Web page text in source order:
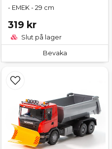
- EMEK - 29 cm
319 kr
Slut på lager
Bevaka